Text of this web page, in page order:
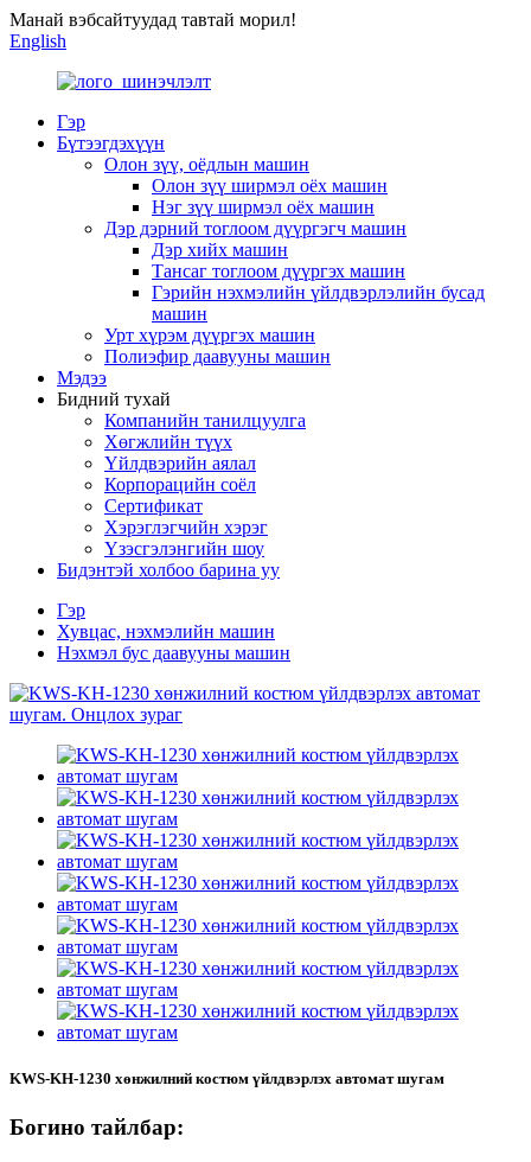
Манай вэбсайтуудад тавтай морил!
English
Гэр
Бүтээгдэхүүн
Олон зүү, оёдлын машин
Олон зүү ширмэл оёх машин
Нэг зүү ширмэл оёх машин
Дэр дэрний тоглоом дүүргэгч машин
Дэр хийх машин
Тансаг тоглоом дүүргэх машин
Гэрийн нэхмэлийн үйлдвэрлэлийн бусад
машин
Урт хүрэм дүүргэх машин
Полиэфир даавууны машин
Мэдээ
Бидний тухай
Компанийн танилцуулга
Хөгжлийн түүх
Үйлдвэрийн аялал
Корпорацийн соёл
Сертификат
Хэрэглэгчийн хэрэг
Үзэсгэлэнгийн шоу
Бидэнтэй холбоо барина уу
Гэр
Хувцас, нэхмэлийн машин
Нэхмэл бус даавууны машин
KWS-KH-1230 хөнжилний костюм үйлдвэрлэх автомат шугам
Богино тайлбар: